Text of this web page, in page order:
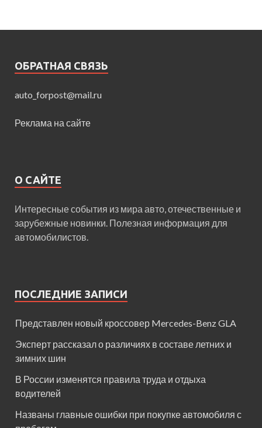
ОБРАТНАЯ СВЯЗЬ
auto_forpost@mail.ru
Реклама на сайте
О САЙТЕ
Интересные события из мира авто, отечественные и
зарубежные новинки. Полезная информация для
автомобилистов.
ПОСЛЕДНИЕ ЗАПИСИ
Представлен новый кроссовер Mercedes-Benz GLA
Эксперт рассказал о различиях в составе летних и
зимних шин
В России изменятся правила труда и отдыха
водителей
Названы главные ошибки при покупке автомобиля с